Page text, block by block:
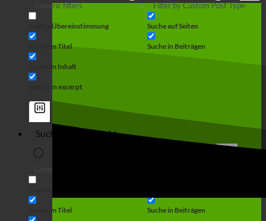
Generic filters
Exakte Übereinstimmung
Suche im Titel
Suche im Inhalt
Search in excerpt
Filter by Custom Post Type
Suche auf Seiten
Suche in Beiträgen
Suche im Titel Suche in Beiträgen